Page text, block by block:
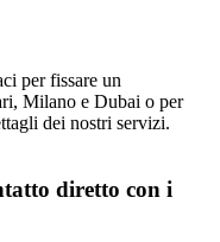
per fissare un
Milano e Dubai o per
dei nostri servizi.
diretto con i